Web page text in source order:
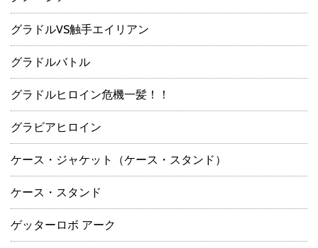
グラドルVS触手エイリアン
グラドルバトル
グラドルヒロイン危機一髪！！
グラビアヒロイン
ケース・ジャケット（ケース・スタンド）
ケース・スタンド
ゲッターロボ アーク